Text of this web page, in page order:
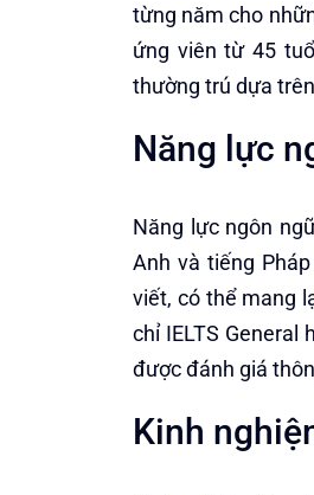
từng năm cho
ứng viên từ 45
thường trú dựa
Năng lực
Năng lực ngôn
Anh và tiếng
viết, có thể mang
chỉ IELTS General
được đánh giá
Kinh